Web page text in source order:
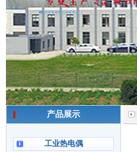
产品展示
工业热电偶